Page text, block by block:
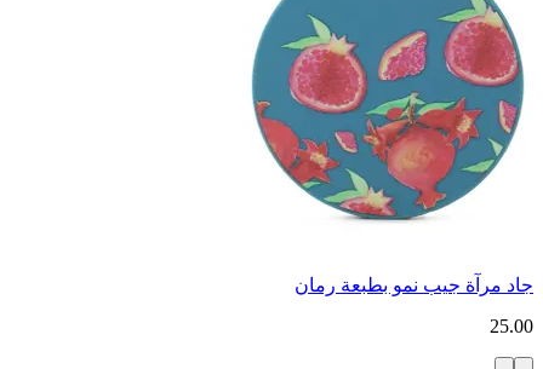
جاد مرآة جيب نمو بطبعة رمان
25.00